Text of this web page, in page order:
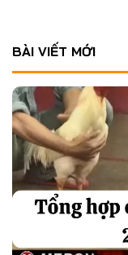
BÀI VIẾT MỚI